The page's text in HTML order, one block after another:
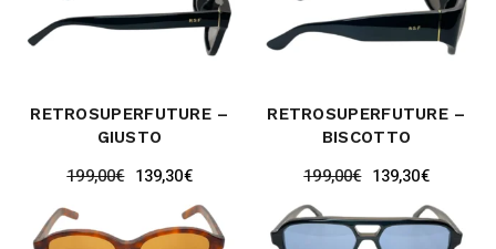
RETROSUPERFUTURE –
GIUSTO
199,00€ 139,30€
RETROSUPERFUTURE –
BISCOTTO
199,00€ 139,30€